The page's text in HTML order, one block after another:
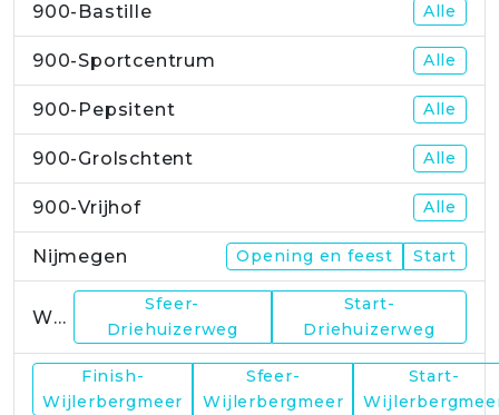
900-Bastille Alle
900-Sportcentrum Alle
900-Pepsitent Alle
900-Grolschtent Alle
900-Vrijhof Alle
Nijmegen Opening en feest Start
WP1
Sfeer-
Driehuizerweg
Start-
Driehuizerweg
Finish-
Wijlerbergmeer
Sfeer-
Wijlerbergmeer
Start-